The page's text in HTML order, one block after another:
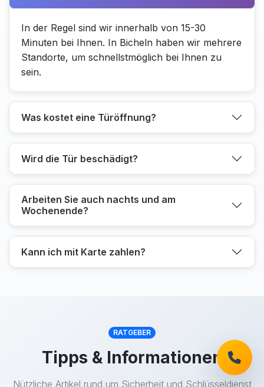
In der Regel sind wir innerhalb von 15-30
Minuten bei Ihnen. In Bicheln haben wir mehrere
Standorte, um schnellstmöglich bei Ihnen zu
sein.
Was kostet eine Türöffnung?
Wird die Tür beschädigt?
Arbeiten Sie auch nachts und am
Wochenende?
Kann ich mit Karte zahlen?
RATGEBER
Tipps & Informationen
Nützliche Artikel rund um Sicherheit und Schlüsseldienst